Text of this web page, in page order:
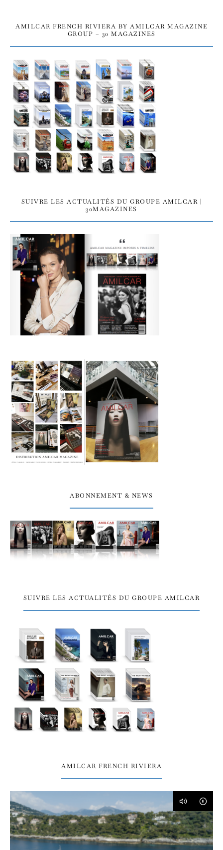
AMILCAR FRENCH RIVIERA BY AMILCAR MAGAZINE
GROUP – 30 MAGAZINES
SUIVRE LES ACTUALITÉS DU GROUPE AMILCAR |
30MAGAZINES
ABONNEMENT & NEWS
SUIVRE LES ACTUALITÉS DU GROUPE AMILCAR
AMILCAR FRENCH RIVIERA